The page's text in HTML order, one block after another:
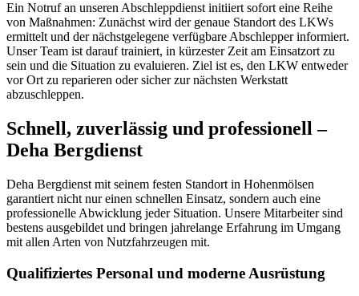
Ein Notruf an unseren Abschleppdienst initiiert sofort eine Reihe
von Maßnahmen: Zunächst wird der genaue Standort des LKWs
ermittelt und der nächstgelegene verfügbare Abschlepper informiert.
Unser Team ist darauf trainiert, in kürzester Zeit am Einsatzort zu
sein und die Situation zu evaluieren. Ziel ist es, den LKW entweder
vor Ort zu reparieren oder sicher zur nächsten Werkstatt
abzuschleppen.
Schnell, zuverlässig und professionell –
Deha Bergdienst
Deha Bergdienst mit seinem festen Standort in Hohenmölsen
garantiert nicht nur einen schnellen Einsatz, sondern auch eine
professionelle Abwicklung jeder Situation. Unsere Mitarbeiter sind
bestens ausgebildet und bringen jahrelange Erfahrung im Umgang
mit allen Arten von Nutzfahrzeugen mit.
Qualifiziertes Personal und moderne Ausrüstung